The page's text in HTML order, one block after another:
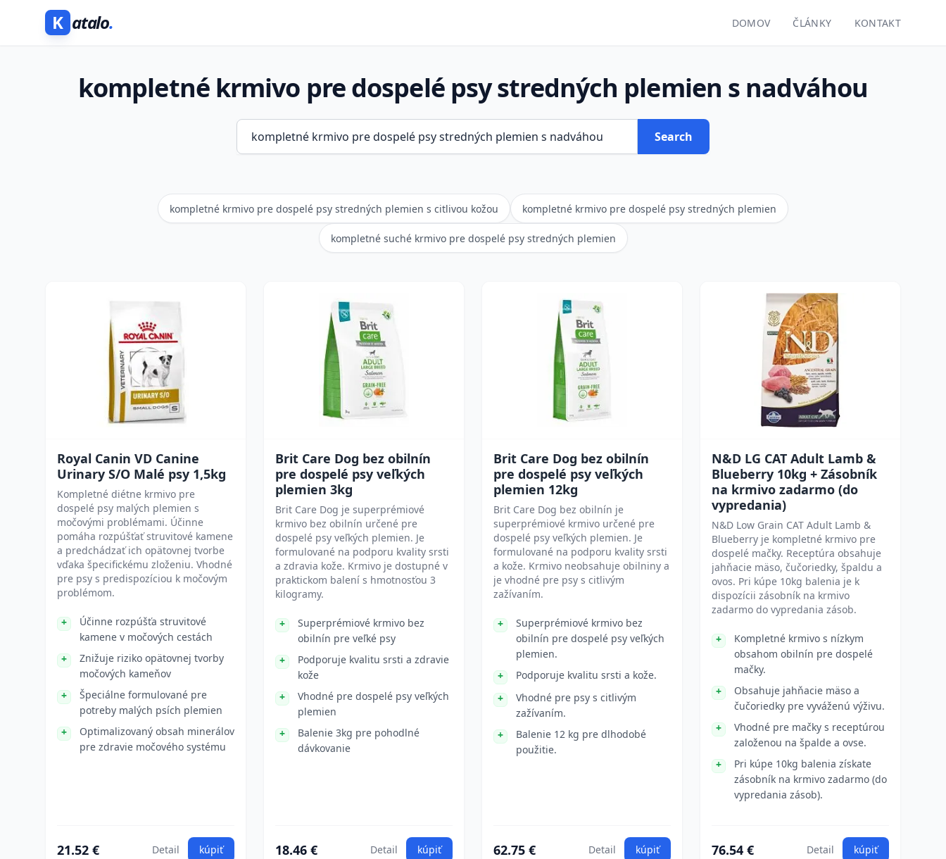
K atalo. DOMOV ČLÁNKY KONTAKT
kompletné krmivo pre dospelé psy stredných plemien s nadváhou
Search
kompletné krmivo pre dospelé psy stredných plemien s citlivou kožou kompletné krmivo pre dospelé psy stredných plemien
kompletné suché krmivo pre dospelé psy stredných plemien
Royal Canin VD Canine
Urinary S/O Malé psy 1,5kg
Kompletné diétne krmivo pre
dospelé psy malých plemien s
močovými problémami. Účinne
pomáha rozpúšťať struvitové kamene
a predchádzať ich opätovnej tvorbe
vďaka špecifickému zloženiu. Vhodné
pre psy s predispozíciou k močovým
problémom.
Účinne rozpúšťa struvitové
kamene v močových cestách
Znižuje riziko opätovnej tvorby
močových kameňov
Špeciálne formulované pre
potreby malých psích plemien
Optimalizovaný obsah minerálov
pre zdravie močového systému
21.52 € Detail kúpiť
Brit Care Dog bez obilnín
pre dospelé psy veľkých
plemien 3kg
Brit Care Dog je superprémiové
krmivo bez obilnín určené pre
dospelé psy veľkých plemien. Je
formulované na podporu kvality srsti
a zdravia kože. Krmivo je dostupné v
praktickom balení s hmotnosťou 3
kilogramy.
Superprémiové krmivo bez
obilnín pre veľké psy
Podporuje kvalitu srsti a zdravie
kože
Vhodné pre dospelé psy veľkých
plemien
Balenie 3kg pre pohodlné
dávkovanie
18.46 € Detail kúpiť
Brit Care Dog bez obilnín
pre dospelé psy veľkých
plemien 12kg
Brit Care Dog bez obilnín je
superprémiové krmivo určené pre
dospelé psy veľkých plemien. Je
formulované na podporu kvality srsti
a kože. Krmivo neobsahuje obilniny a
je vhodné pre psy s citlivým
zažívaním.
Superprémiové krmivo bez
obilnín pre dospelé psy veľkých
plemien.
Podporuje kvalitu srsti a kože.
Vhodné pre psy s citlivým
zažívaním.
Balenie 12 kg pre dlhodobé
použitie.
62.75 € Detail kúpiť
N&D LG CAT Adult Lamb &
Blueberry 10kg + Zásobník
na krmivo zadarmo (do
vypredania)
N&D Low Grain CAT Adult Lamb &
Blueberry je kompletné krmivo pre
dospelé mačky. Receptúra obsahuje
jahňacie mäso, čučoriedky, špaldu a
ovos. Pri kúpe 10kg balenia je k
dispozícii zásobník na krmivo
zadarmo do vypredania zásob.
Kompletné krmivo s nízkym
obsahom obilnín pre dospelé
mačky.
Obsahuje jahňacie mäso a
čučoriedky pre vyváženú výživu.
Vhodné pre mačky s receptúrou
založenou na špalde a ovse.
Pri kúpe 10kg balenia získate
zásobník na krmivo zadarmo (do
vypredania zásob).
76.54 € Detail kúpiť